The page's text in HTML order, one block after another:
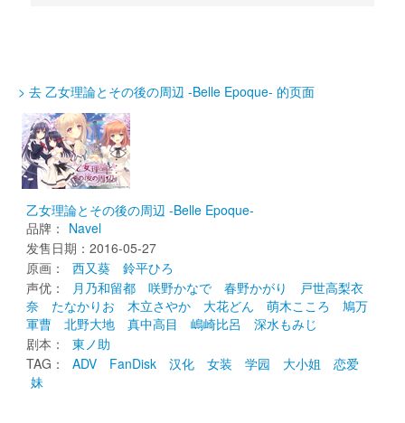
> 去 乙女理論とその後の周辺 -Belle Epoque- 的页面
乙女理論とその後の周辺 -Belle Epoque-
品牌： Navel
发售日期：2016-05-27
原画：
西又葵
鈴平ひろ
声优：
月乃和留都 咲野かなで 春野かがり
戸世高梨衣
奈
たなかりお 木立さやか 大花どん 萌木こころ
鳩万
軍曹
北野大地 真中高目 嶋崎比呂
深水もみじ
剧本：
東ノ助
TAG：
ADV FanDisk 汉化 女装 学园 大小姐
恋爱
妹